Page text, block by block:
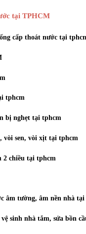
tại TPHCM
cấp thoát nước tại
tphcm
bị nghẹt tại tphcm
vòi sen, vòi xịt tại tphcm
2 chiều tại tphcm
âm tường, âm nền nhà
sinh nhà tắm, sửa bồn